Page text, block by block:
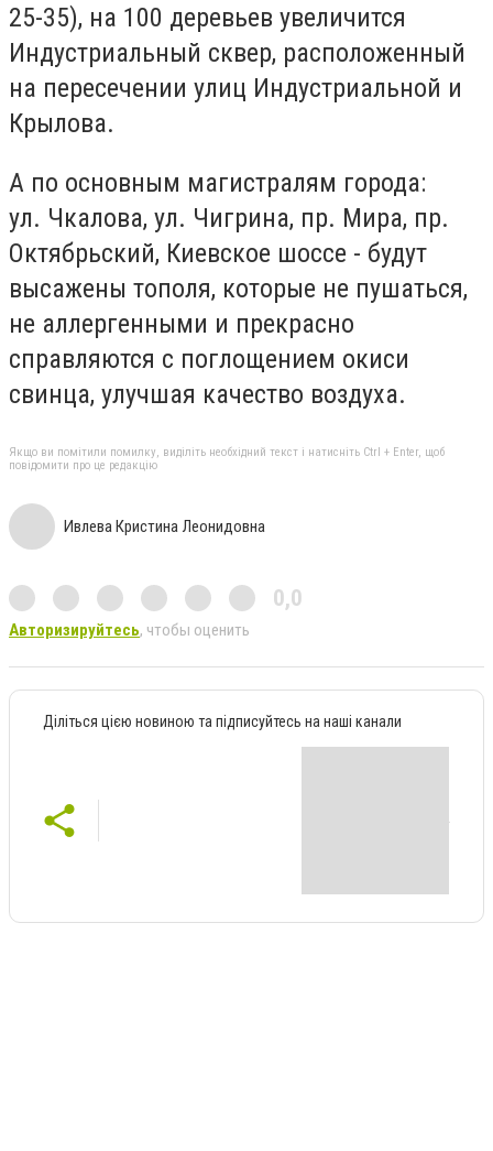
25-35), на 100 деревьев увеличится
Индустриальный сквер, расположенный
на пересечении улиц Индустриальной и
Крылова.
А по основным магистралям города:
ул. Чкалова, ул. Чигрина, пр. Мира, пр.
Октябрьский, Киевское шоссе - будут
высажены тополя, которые не пушаться,
не аллергенными и прекрасно
справляются с поглощением окиси
свинца, улучшая качество воздуха.
Якщо ви помітили помилку, виділіть необхідний текст і натисніть Ctrl + Enter, щоб
повідомити про це редакцію
Ивлева Кристина Леонидовна
0,0
Авторизируйтесь, чтобы оценить
Діліться цією новиною та підписуйтесь на наші канали